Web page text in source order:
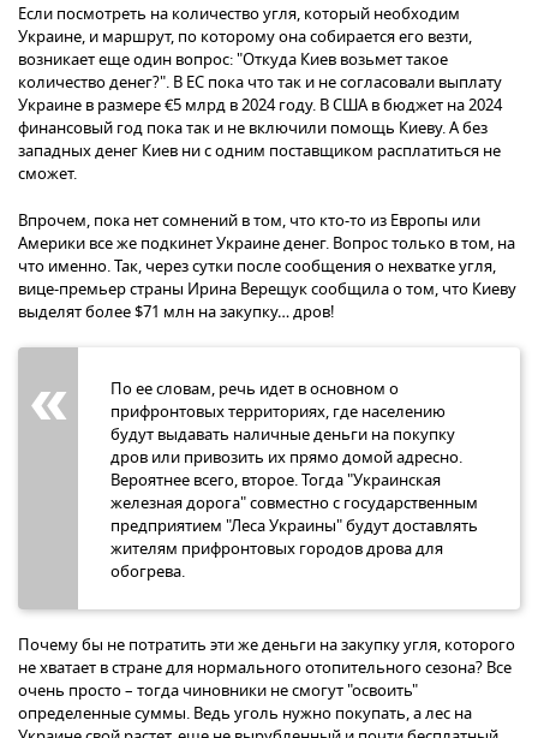
Если посмотреть на количество угля, который необходим
Украине, и маршрут, по которому она собирается его везти,
возникает еще один вопрос: "Откуда Киев возьмет такое
количество денег?". В ЕС пока что так и не согласовали выплату
Украине в размере €5 млрд в 2024 году. В США в бюджет на 2024
финансовый год пока так и не включили помощь Киеву. А без
западных денег Киев ни с одним поставщиком расплатиться не
сможет.
Впрочем, пока нет сомнений в том, что кто-то из Европы или
Америки все же подкинет Украине денег. Вопрос только в том, на
что именно. Так, через сутки после сообщения о нехватке угля,
вице-премьер страны Ирина Верещук сообщила о том, что Киеву
выделят более $71 млн на закупку… дров!
По ее словам, речь идет в основном о
прифронтовых территориях, где населению
будут выдавать наличные деньги на покупку
дров или привозить их прямо домой адресно.
Вероятнее всего, второе. Тогда "Украинская
железная дорога" совместно с государственным
предприятием "Леса Украины" будут доставлять
жителям прифронтовых городов дрова для
обогрева.
Почему бы не потратить эти же деньги на закупку угля, которого
не хватает в стране для нормального отопительного сезона? Все
очень просто – тогда чиновники не смогут "освоить"
определенные суммы. Ведь уголь нужно покупать, а лес на